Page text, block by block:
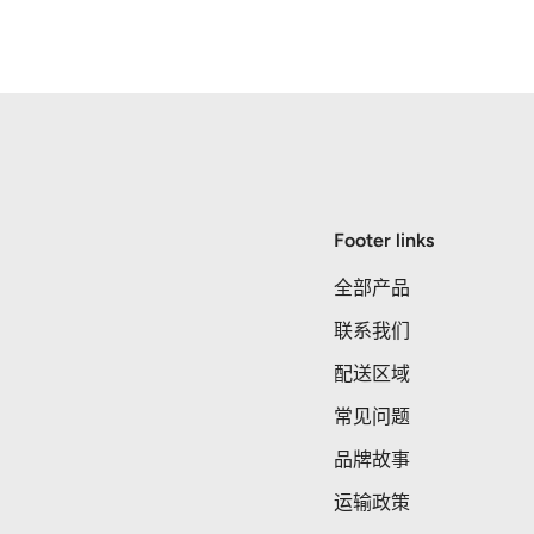
Footer links
全部产品
联系我们
配送区域
常见问题
品牌故事
运输政策